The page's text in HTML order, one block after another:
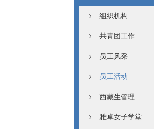
组织机构
共青团工作
员工风采
员工活动
西藏生管理
雅卓女子学堂